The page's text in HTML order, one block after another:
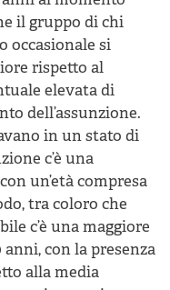
il gruppo di chi
occasionale si
rispetto al
elevata di
dell’assunzione.
in un stato di
c’è una
un’età compresa
tra coloro che
c’è una maggiore
con la presenza
alla media